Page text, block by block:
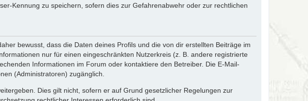
Kennung zu speichern, sofern dies zur Gefahrenabwehr oder zur rechtlichen
bewusst, dass die Daten deines Profils und die von dir erstellten Beiträge im
nur für einen eingeschränkten Nutzerkreis (z. B. andere registrierte
Informationen im Forum oder kontaktiere den Betreiber. Die E-Mail-
(Administratoren) zugänglich.
Dies gilt nicht, sofern er auf Grund gesetzlicher Regelungen zur